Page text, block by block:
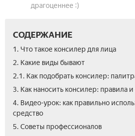
драгоценнее :)
СОДЕРЖАНИЕ
1. Что такое консилер для лица
2. Какие виды бывают
2.1. Как подобрать консилер:
3. Как наносить консилер: правила
4. Видео-урок: как правильно
средство
5. Советы профессионалов